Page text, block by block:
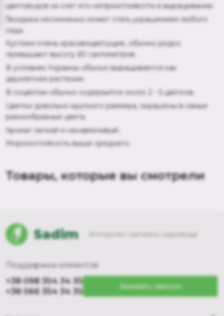
цветоводов за счет его неприхотливости в выращивании.
Гвоздика несомненно может стать украшением любого
сада.
Кустики очень красивоцветущие, обычно редко
превышают высоту 60 сантиметров.
В условиях Украины обычно выращивается как
двухлетнее растение.
В соцветии обычно содержится около 2 - 5 цветков.
Цветки довольно крупного размера, окрашены в самые
разнообразные цвета.
Аромат легкий и ненавязчивый.
Морозостойкость выше среднего.
Товары, которые вы смотрели
Sadim Интернет-магазин садовода
Поддержка клиентов
+38 098 354 34 35
+38 066 354 34 35
Заказать звонок